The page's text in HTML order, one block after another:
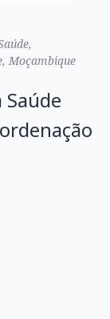
Moçambique